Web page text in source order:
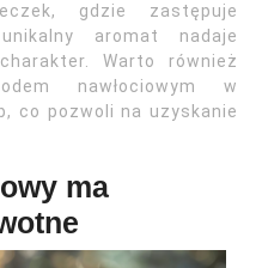
gdzie zastępuje
aromat nadaje
Warto również
nawłociowym w
co pozwoli na uzyskanie
ma